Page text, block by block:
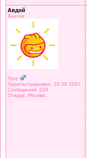
Авдей
Знаток
Пол:
Зарегистрирован: 25.09.2007
Сообщения: 229
Откуда: Москва.